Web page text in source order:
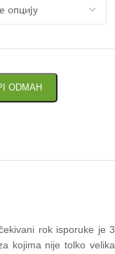
ODMAH
rok isporuke je 3
kojima nije tolko velika